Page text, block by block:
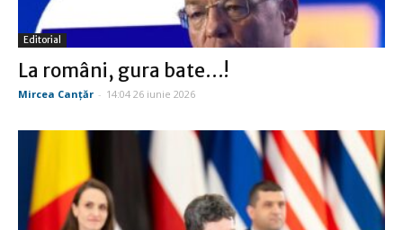
Editorial
La români, gura bate…!
Mircea Canţăr - 14:04 26 iunie 2026